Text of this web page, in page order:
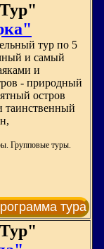
тур по 5
и самый
и
- природный
остров
таинственный
Групповые туры.
тура